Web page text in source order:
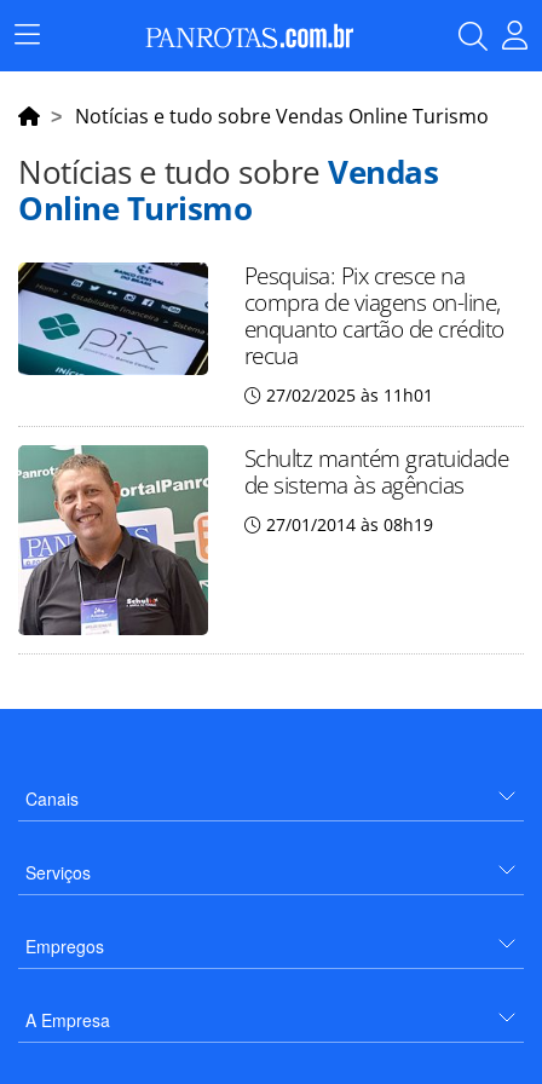
Menu
Principal
Notícias e tudo sobre Vendas Online Turismo
Notícias e tudo sobreVendas
Online Turismo
Pesquisa: Pix cresce na
compra de viagens on-line,
enquanto cartão de crédito
recua
27/02/2025 às 11h01
Schultz mantém gratuidade
de sistema às agências
27/01/2014 às 08h19
Canais
Serviços
Empregos
A Empresa